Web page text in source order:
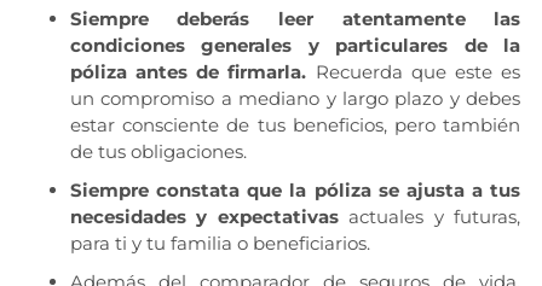
Siempre deberás leer atentamente las
condiciones generales y particulares de la
póliza antes de firmarla. Recuerda que este es
un compromiso a mediano y largo plazo y debes
estar consciente de tus beneficios, pero también
de tus obligaciones.
Siempre constata que la póliza se ajusta a tus
necesidades y expectativasactuales y futuras,
para ti y tu familia o beneficiarios.
Además del comparador de seguros de vida,